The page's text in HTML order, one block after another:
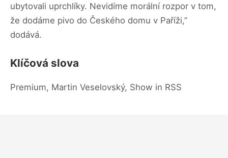
ubytovali uprchlíky. Nevidíme morální rozpor v tom,
že dodáme pivo do Českého domu v Paříži,”
dodává.
Klíčová slova
Premium, Martin Veselovský, Show in RSS